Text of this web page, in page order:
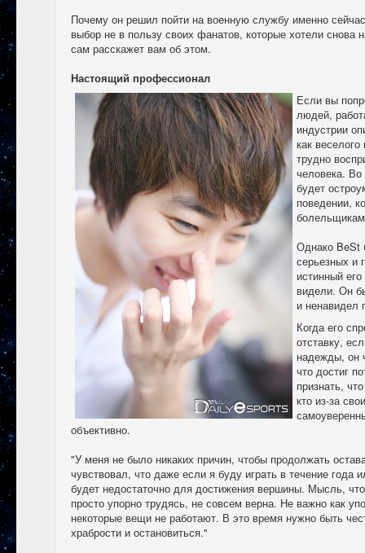
Почему он решил пойти на военную службу именно
выбор не в пользу своих фанатов, которые хотели снова
сам расскажет вам об этом.
Настоящий профессионал
Если вы
людей,
индустрии
как веселого
трудно
человека. Во
будет
поведении,
Однако BeSt
серьезных и
истинный
видели. Он
и ненавидел
Когда его
отставку,
надежды, он
что достиг
признать,
кто из-за
объективно.
"У меня не было никаких причин, чтобы продолжать
чувствовал, что даже если я буду играть в течение года
будет недостаточно для достижения вершины. Мысль,
просто упорно трудясь, не совсем верна. Не важно как
некоторые вещи не работают. В это время нужно быть
храбрости и остановиться."